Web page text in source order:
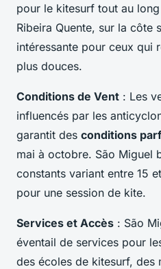
pour le kitesurf tout au
Ribeira Quente, sur la côte
intéressante pour ceux qui
plus douces.
Conditions de Vent : Les
influencés par les
garantit des conditions
mai à octobre. São Miguel
constants variant entre 15
pour une session de kite.
Services et Accès : São
éventail de services pour
des écoles de kitesurf, des